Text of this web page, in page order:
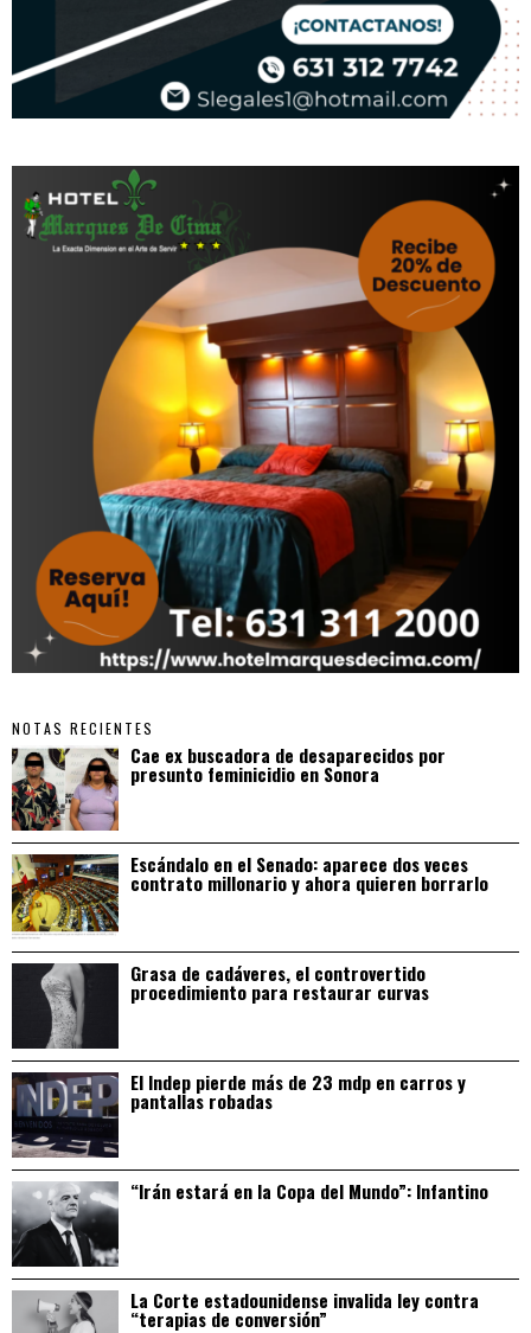
NOTAS RECIENTES
Cae ex buscadora de desaparecidos por
presunto feminicidio en Sonora
Escándalo en el Senado: aparece dos veces
contrato millonario y ahora quieren borrarlo
Grasa de cadáveres, el controvertido
procedimiento para restaurar curvas
El Indep pierde más de 23 mdp en carros y
pantallas robadas
“Irán estará en la Copa del Mundo”: Infantino
La Corte estadounidense invalida ley contra
“terapias de conversión”